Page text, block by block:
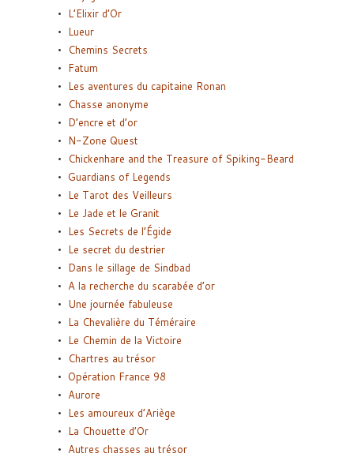
L’Elixir d’Or
Lueur
Chemins Secrets
Fatum
Les aventures du capitaine Ronan
Chasse anonyme
D’encre et d’or
N-Zone Quest
Chickenhare and the Treasure of Spiking-Beard
Guardians of Legends
Le Tarot des Veilleurs
Le Jade et le Granit
Les Secrets de l’Égide
Le secret du destrier
Dans le sillage de Sindbad
A la recherche du scarabée d’or
Une journée fabuleuse
La Chevalière du Téméraire
Le Chemin de la Victoire
Chartres au trésor
Opération France 98
Aurore
Les amoureux d’Ariège
La Chouette d’Or
Autres chasses au trésor